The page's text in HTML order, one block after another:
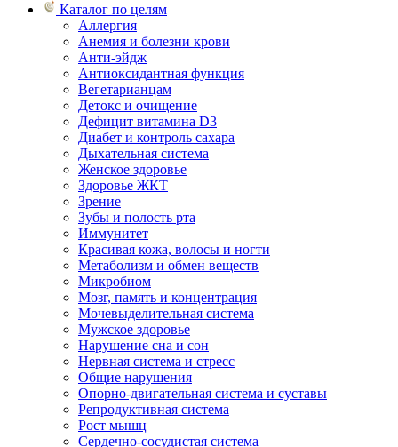
Каталог по целям
Аллергия
Анемия и болезни крови
Анти-эйдж
Антиоксидантная функция
Вегетарианцам
Детокс и очищение
Дефицит витамина D3
Диабет и контроль сахара
Дыхательная система
Женское здоровье
Здоровье ЖКТ
Зрение
Зубы и полость рта
Иммунитет
Красивая кожа, волосы и ногти
Метаболизм и обмен веществ
Микробиом
Мозг, память и концентрация
Мочевыделительная система
Мужское здоровье
Нарушение сна и сон
Нервная система и стресс
Общие нарушения
Опорно-двигательная система и суставы
Репродуктивная система
Рост мышц
Сердечно-сосудистая система